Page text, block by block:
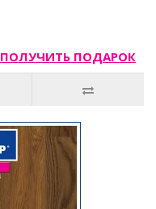
ПОЛУЧИТЬ ПОДАРОК